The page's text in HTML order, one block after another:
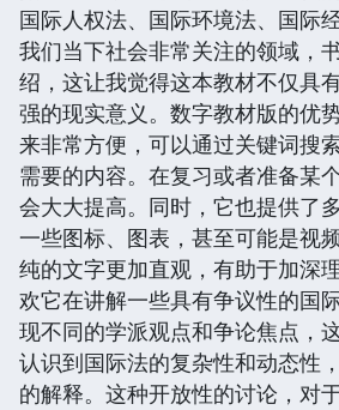
国际人权法、国际环境法、国际
我们当下社会非常关注的领域，
绍，这让我觉得这本教材不仅具
强的现实意义。数字教材版的优
来非常方便，可以通过关键词搜
需要的内容。在复习或者准备某
会大大提高。同时，它也提供了
一些图标、图表，甚至可能是视
纯的文字更加直观，有助于加深
欢它在讲解一些具有争议性的国
现不同的学派观点和争论焦点，
认识到国际法的复杂性和动态性
的解释。这种开放性的讨论，对